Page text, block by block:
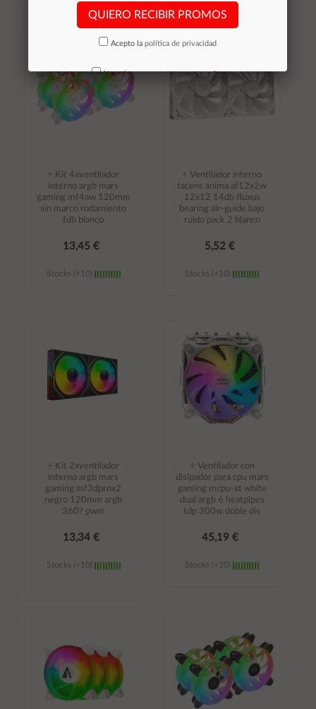
Añadir al
Añadir al
÷ Kit 4xventilador
interno argb mars
gaming mf4aw 120mm
sin marco rodamiento
fdb blanco
13,45 €
Stocks (+10)
÷ Ventilador interno
tacens anima af12x2w
12x12 14db fluxus
bearing air-guide bajo
ruido pack 2 blanco
5,52 €
Stocks (+10)
carrito
÷ Kit 2xventilador
interno argb mars
gaming mf3dprox2
negro 120mm argb
360? pwm
13,34 €
Stocks (+10)
÷ Ventilador con
disipador para cpu mars
gaming mcpu-xt white
dual argb 6 heatpipes
tdp 300w doble dis
45,19 €
Stocks (+10)
carrito
QUIERO RECIBIR PROMOS
Acepto la política de privacidad
No volver a mostrar mas este aviso